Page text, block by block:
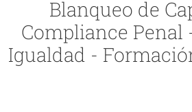
Blanqueo de
Compliance Penal
Igualdad -